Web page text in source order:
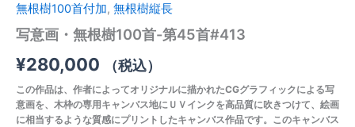
無根樹100首付加, 無根樹縦長
写意画・無根樹100首-第45首#413
¥280,000 （税込）
この作品は、作者によってオリジナルに描かれたCGグラフィックによる写
意画を、木枠の専用キャンバス地にＵＶインクを高品質に吹きつけて、絵画
に相当するような質感にプリントしたキャンバス作品です。このキャンバス